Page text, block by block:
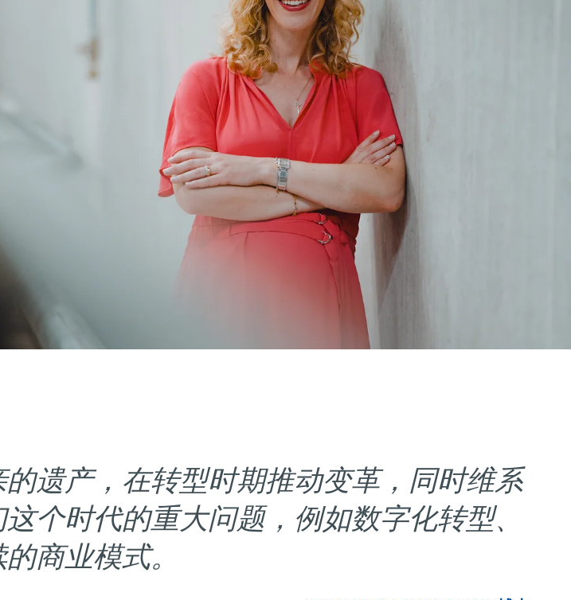
遗产，在转型时期推动变革，同时维系
个时代的重大问题，例如数字化转型、
商业模式。